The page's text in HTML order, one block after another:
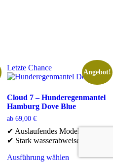
können
auf
der
gewählt
werden
Letzte Chance
Angebot!
Cloud 7 – Hunderegenmantel
Hamburg Dove Blue
ab 69,00 €
✔ Auslaufendes Modell
✔ Stark wasserabweisend
Ausführung wählen